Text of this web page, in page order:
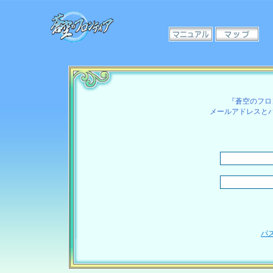
『蒼空のフ
メールアドレスと
パ